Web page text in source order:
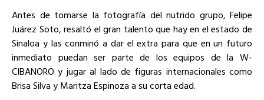
Antes de tomarse la fotografía del nutrido grupo, Felipe
Juárez Soto, resaltó el gran talento que hay en el estado de
Sinaloa y las conminó a dar el extra para que en un futuro
inmediato puedan ser parte de los equipos de la W-
CIBANORO y jugar al lado de figuras internacionales como
Brisa Silva y Maritza Espinoza a su corta edad.